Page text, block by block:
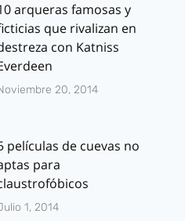
arqueras famosas y
que rivalizan en
con Katniss
20, 2014
películas de cuevas no
para
1, 2014